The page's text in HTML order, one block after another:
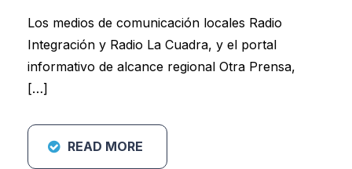
Los medios de comunicación locales Radio
Integración y Radio La Cuadra, y el portal
informativo de alcance regional Otra Prensa,
[…]
READ MORE